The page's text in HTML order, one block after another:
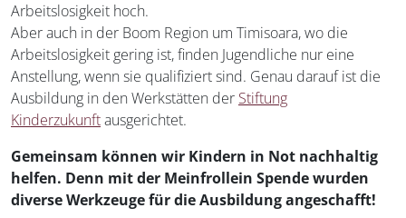
Arbeitslosigkeit hoch.
Aber auch in der Boom Region um Timisoara, wo die
Arbeitslosigkeit gering ist, finden Jugendliche nur eine
Anstellung, wenn sie qualifiziert sind. Genau darauf ist die
Ausbildung in den Werkstätten der Stiftung
Kinderzukunftausgerichtet.
Gemeinsam können wir Kindern in Not nachhaltig
helfen. Denn mit der Meinfrollein Spende wurden
diverse Werkzeuge für die Ausbildung angeschafft!